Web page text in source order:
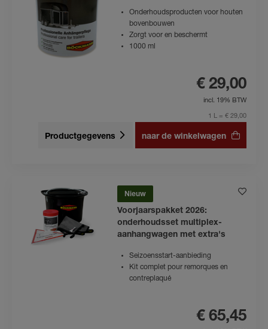
Onderhoudsproducten voor houten
bovenbouwen
Zorgt voor en beschermt
1000 ml
€ 29,00
incl. 19% BTW
1 L = € 29,00
Productgegevens naar de winkelwagen
Nieuw
Voorjaarspakket 2026:
onderhoudsset multiplex-
aanhangwagen met extra's
Seizoensstart-aanbieding
Kit complet pour remorques en
contreplaqué
€ 65,45